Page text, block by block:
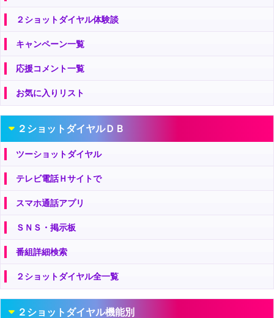
２ショットダイヤル体験談
キャンペーン一覧
応援コメント一覧
お気に入りリスト
２ショットダイヤルＤＢ
ツーショットダイヤル
テレビ電話Ｈサイトで
スマホ通話アプリ
ＳＮＳ・掲示板
番組詳細検索
２ショットダイヤル全一覧
２ショットダイヤル機能別